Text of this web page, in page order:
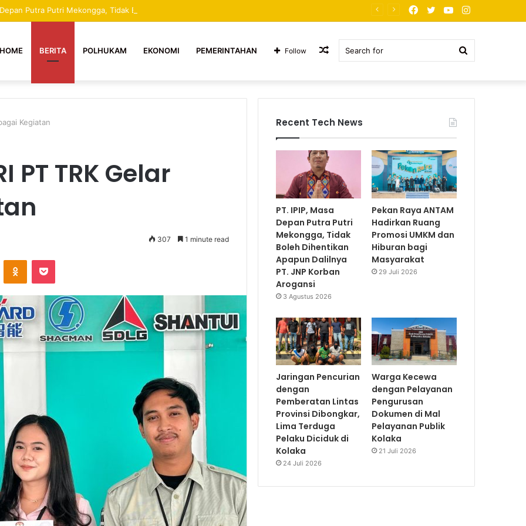
Putra Putri Mekongga, Tidak Boleh Dihentikan Apapun Dalilnya PT. JNP Korban Arogansi YouTube
Twitter
Facebook
HOME BERITA POLHUKAM EKONOMI PEMERINTAHAN Random
Follow
Kegiatan
PT TRK Gelar
307 1 minute read
Recent Tech News
PT. IPIP, Masa
Depan Putra Putri
Mekongga, Tidak
Boleh Dihentikan
Apapun Dalilnya
PT. JNP Korban
Arogansi
3 Agustus 2026
Pekan Raya ANTAM
Hadirkan Ruang
Promosi UMKM dan
Hiburan bagi
Masyarakat
29 Juli 2026
Jaringan Pencurian
dengan
Pemberatan Lintas
Provinsi Dibongkar,
Lima Terduga
Pelaku Diciduk di
Kolaka
24 Juli 2026
Warga Kecewa
dengan Pelayanan
Pengurusan
Dokumen di Mal
Pelayanan Publik
Kolaka
21 Juli 2026